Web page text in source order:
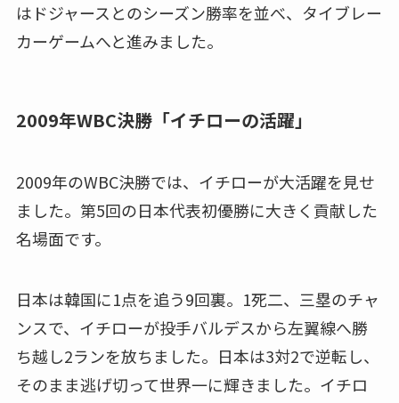
はドジャースとのシーズン勝率を並べ、タイブレー
カーゲームへと進みました。
2009年WBC決勝「イチローの活躍」
2009年のWBC決勝では、イチローが大活躍を見せ
ました。第5回の日本代表初優勝に大きく貢献した
名場面です。
日本は韓国に1点を追う9回裏。1死二、三塁のチャ
ンスで、イチローが投手バルデスから左翼線へ勝
ち越し2ランを放ちました。日本は3対2で逆転し、
そのまま逃げ切って世界一に輝きました。イチロ